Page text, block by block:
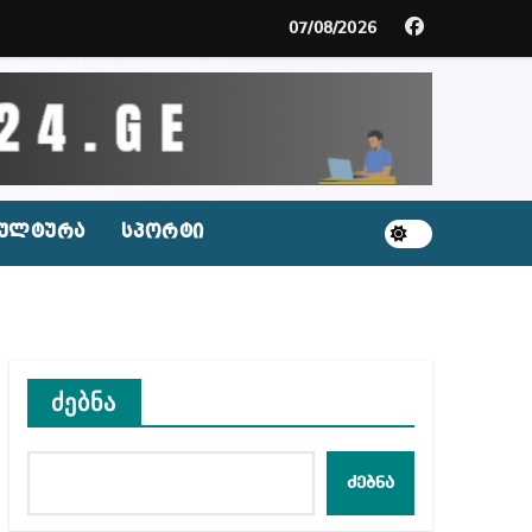
– ეკა კუპატაძე ნანუკა ჟორჟოლიანს
საკანში მოთავსება, საერთაშორისო
ნაცვლად ცხენის ხორცი შეჰქონდათ
შეტევაზე ჩვენი ეროვნული იდენტობის
რეკომენდაციები
შესაძლო სისხლის სამართლის საქმემდე
07/08/2026
სპორტი
ძებნა
ძებნა